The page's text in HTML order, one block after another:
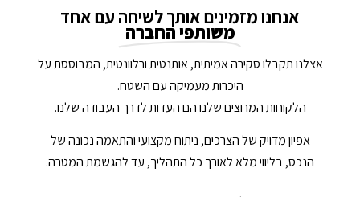
אנחנו מזמינים אותך לשיחה עם אחד
משותפי החברה
אצלנו תקבלו סקירה אמיתית, אותנטית ורלוונטית, המבוססת על
היכרות מעמיקה עם השטח.
הלקוחות המרוצים שלנו הם העדות לדרך העבודה שלנו.
אפיון מדויק של הצרכים, ניתוח מקצועי והתאמה נכונה של
הנכס, בליווי מלא לאורך כל התהליך, עד להגשמת המטרה.